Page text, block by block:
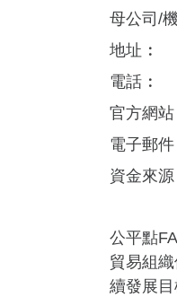
母公司/
地址
電話
官方網站
電子郵件
資金來​源
公平點
貿易組
續發展